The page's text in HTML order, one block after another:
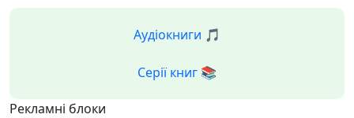
Аудіокниги 🎵
Серії книг 📚
Рекламні блоки